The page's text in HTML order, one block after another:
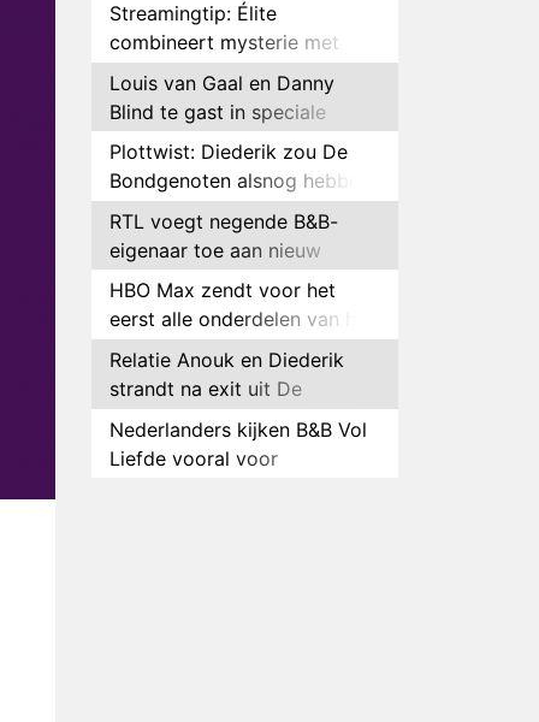
Streamingtip: Élite
combineert mysterie met
romantie
Louis van Gaal en Danny
Blind te gast in speciale
aflevering van Tussen de
Palen
Plottwist: Diederik zou De
Bondgenoten alsnog hebben
verlaten
RTL voegt negende B&B-
eigenaar toe aan nieuw
seizoen B&B Vol Liefde
HBO Max zendt voor het
eerst alle onderdelen van het
EK Atletiek uit
Relatie Anouk en Diederik
strandt na exit uit De
Bondgenoten
Nederlanders kijken B&B Vol
Liefde vooral voor